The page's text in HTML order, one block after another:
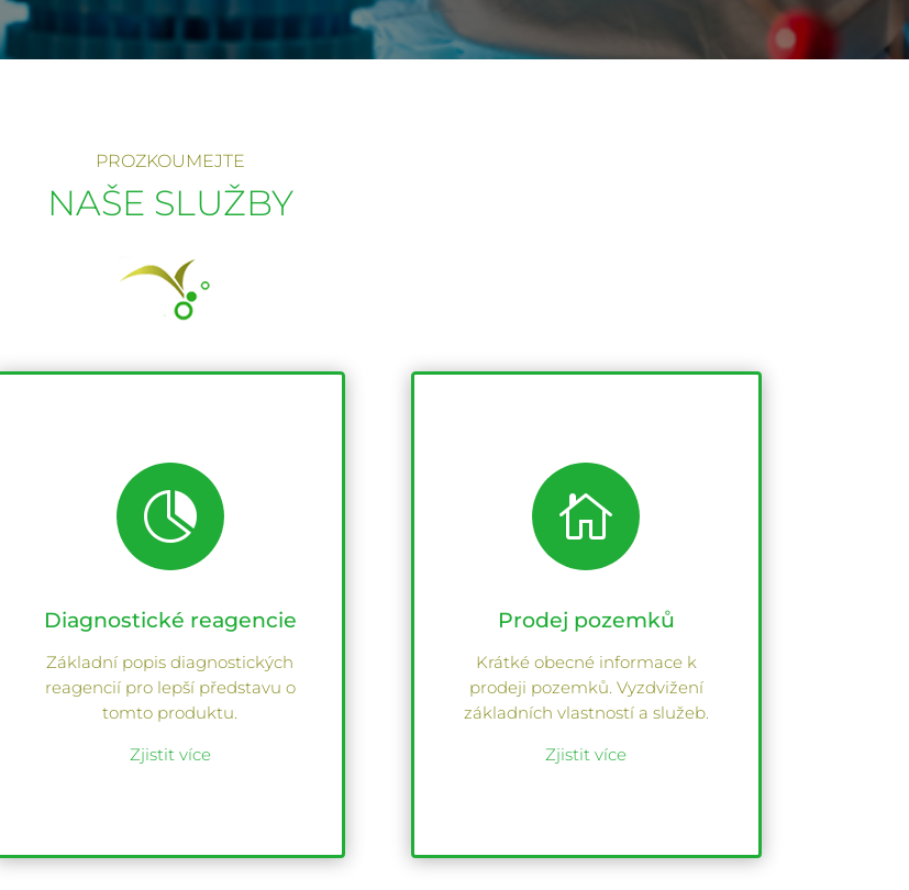
PROZKOUMEJTE
NAŠE SLUŽBY

Diagnostické reagencie
Základní popis diagnostických
reagencií pro lepší představu o
tomto produktu.
Zjistit více

Prodej pozemků
Krátké obecné informace k
prodeji pozemků. Vyzdvižení
základních vlastností a služeb.
Zjistit více